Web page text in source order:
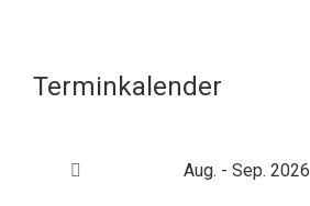
Terminkalender
Aug. - Sep. 2026